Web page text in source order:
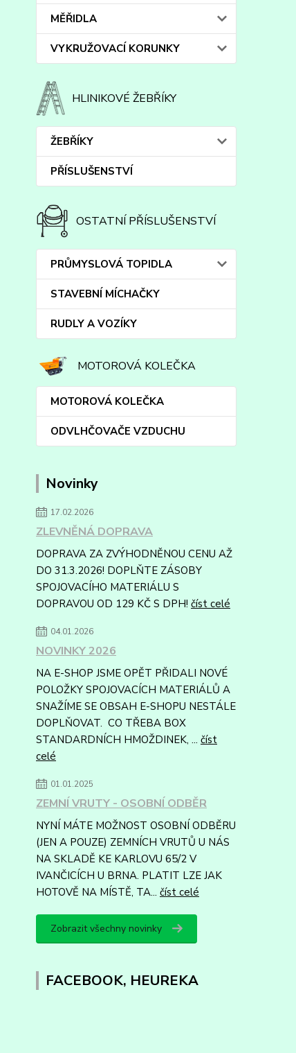
MĚŘIDLA
VYKRUŽOVACÍ KORUNKY
HLINIKOVÉ ŽEBŘÍKY
ŽEBŘÍKY
PŘÍSLUŠENSTVÍ
OSTATNÍ PŘÍSLUŠENSTVÍ
PRŮMYSLOVÁ TOPIDLA
STAVEBNÍ MÍCHAČKY
RUDLY A VOZÍKY
MOTOROVÁ KOLEČKA
MOTOROVÁ KOLEČKA
ODVLHČOVAČE VZDUCHU
Novinky
17.02.2026
ZLEVNĚNÁ DOPRAVA
DOPRAVA ZA ZVÝHODNĚNOU CENU AŽ
DO 31.3.2026! DOPLŇTE ZÁSOBY
SPOJOVACÍHO MATERIÁLU S
DOPRAVOU OD 129 KČ S DPH! číst celé
04.01.2026
NOVINKY 2026
NA E-SHOP JSME OPĚT PŘIDALI NOVÉ
POLOŽKY SPOJOVACÍCH MATERIÁLŮ A
SNAŽÍME SE OBSAH E-SHOPU NESTÁLE
DOPLŇOVAT. CO TŘEBA BOX
STANDARDNÍCH HMOŽDINEK, ... číst
celé
01.01.2025
ZEMNÍ VRUTY - OSOBNÍ ODBĚR
NYNÍ MÁTE MOŽNOST OSOBNÍ ODBĚRU
(JEN A POUZE) ZEMNÍCH VRUTŮ U NÁS
NA SKLADĚ KE KARLOVU 65/2 V
IVANČICÍCH U BRNA. PLATIT LZE JAK
HOTOVĚ NA MÍSTĚ, TA... číst celé
Zobrazit všechny novinky
FACEBOOK, HEUREKA